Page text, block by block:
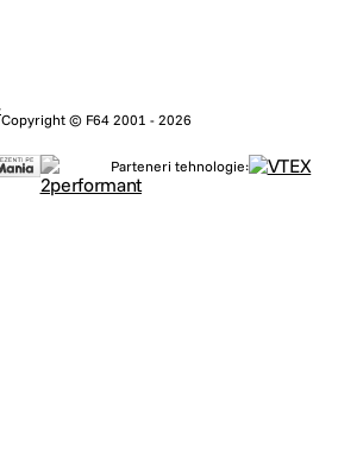
Copyright © F64 2001 - 2026
Parteneri tehnologie: